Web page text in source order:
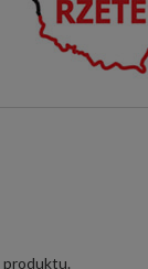
produktu.